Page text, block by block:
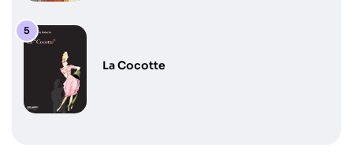
La Cocotte